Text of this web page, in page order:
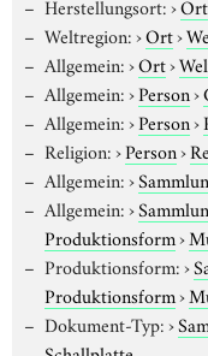
Herstellungsort:›Ort
Weltregion:›Ort›
Allgemein:›Ort›
Allgemein:›Person›
Allgemein:›Person›
Religion:›Person›
Allgemein:›
Allgemein:›
Produktionsform›
Produktionsform:›
Produktionsform›
Dokument-Typ:›